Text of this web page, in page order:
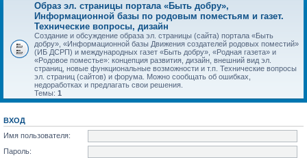
Образ эл. страницы портала «Быть добру»,
Информационной базы по родовым поместьям и газет.
Технические вопросы, дизайн
Создание и обсуждение образа эл. страницы (сайта) портала «Быть
добру», «Информационной базы Движения создателей родовых поместий»
(ИБ ДСРП) и международных газет «Быть добру», «Родная газета» и
«Родовое поместье»: концепция развития, дизайн, внешний вид эл.
страниц, новые функциональные возможности и т.п. Технические вопросы
эл. страниц (сайтов) и форума. Можно сообщать об ошибках,
недоработках и предлагать свои решения.
Темы: 1
ВХОД
Имя пользователя:
Пароль: